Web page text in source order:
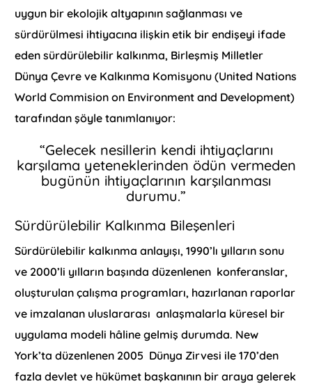
uygun bir ekolojik altyapının sağlanması ve
sürdürülmesi ihtiyacına ilişkin etik bir endişeyi ifade
eden sürdürülebilir kalkınma, Birleşmiş Milletler
Dünya Çevre ve Kalkınma Komisyonu (United Nations
World Commision on Environment and Development)
tarafından şöyle tanımlanıyor:
“Gelecek nesillerin kendi ihtiyaçlarını
karşılama yeteneklerinden ödün vermeden
bugünün ihtiyaçlarının karşılanması
durumu.”
Sürdürülebilir Kalkınma Bileşenleri
Sürdürülebilir kalkınma anlayışı, 1990’lı yılların sonu
ve 2000’li yılların başında düzenlenen konferanslar,
oluşturulan çalışma programları, hazırlanan raporlar
ve imzalanan uluslararası anlaşmalarla küresel bir
uygulama modeli hâline gelmiş durumda. New
York’ta düzenlenen 2005 Dünya Zirvesi ile 170’den
fazla devlet ve hükümet başkanının bir araya gelerek